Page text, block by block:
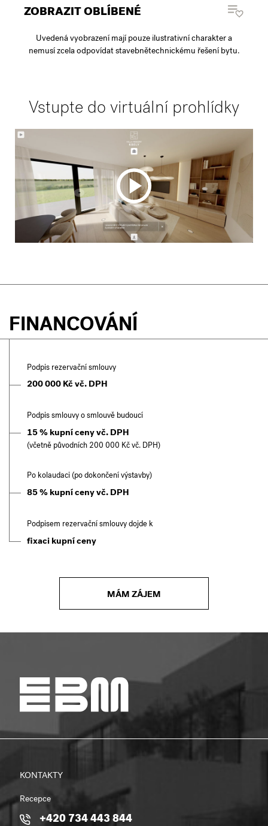
ZOBRAZIT OBLÍBENÉ
Uvedená vyobrazení mají pouze ilustrativní charakter a
nemusí zcela odpovídat stavebnětechnickému řešení bytu.
Vstupte do virtuální prohlídky
FINANCOVÁNÍ
Podpis rezervační smlouvy
200 000 Kč vč. DPH
Podpis smlouvy o smlouvě budoucí
15 % kupní ceny vč. DPH
(včetně původních 200 000 Kč vč. DPH)
Po kolaudaci (po dokončení výstavby)
85 % kupní ceny vč. DPH
Podpisem rezervační smlouvy dojde k
fixaci kupní ceny
MÁM ZÁJEM
KONTAKTY
Recepce
+420 734 443 844